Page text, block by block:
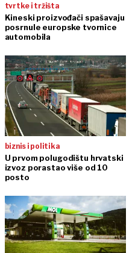
tvrtke i tržišta
Kineski proizvođači spašavaju
posrnule europske tvornice
automobila
biznis i politika
U prvom polugodištu hrvatski
izvoz porastao više od 10
posto